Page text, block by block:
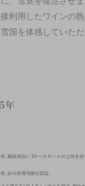
利用したワインの
国を体感していた